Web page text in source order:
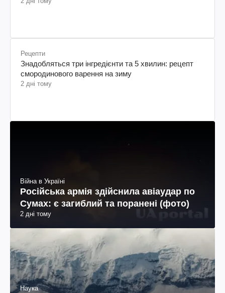
Рецепти
Знадобляться три інгредієнти та 5 хвилин: рецепт
смородинового варення на зиму
2 дні тому
Війна в Україні
Російська армія здійснила авіаудар по
Сумах: є загиблий та поранені (фото)
2 дні тому
Наука